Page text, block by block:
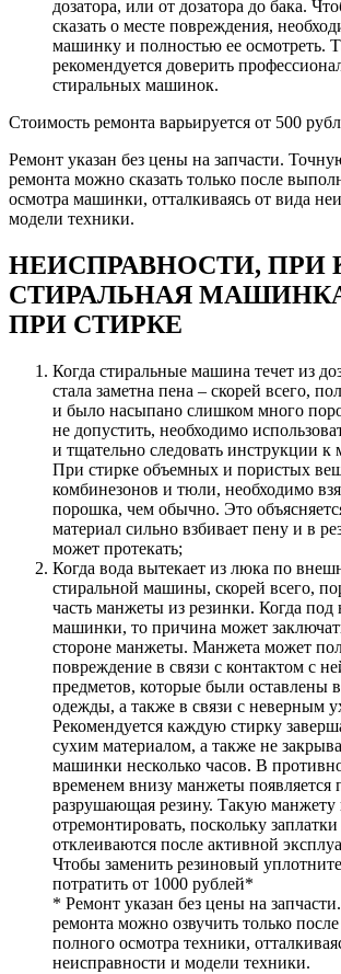
дозатора, или от дозатора до бака.
сказать о месте повреждения,
машинку и полностью ее осмотреть.
рекомендуется доверить
стиральных машинок.
Стоимость ремонта варьируется от 500
Ремонт указан без цены на запчасти.
ремонта можно сказать только после
осмотра машинки, отталкиваясь от вида
модели техники.
НЕИСПРАВНОСТИ, ПРИ
СТИРАЛЬНАЯ
ПРИ СТИРКЕ
Когда стиральные машина течет из
стала заметна пена – скорей всего,
и было насыпано слишком много
не допустить, необходимо
и тщательно следовать инструкции к
При стирке объемных и пористых
комбинезонов и тюли, необходимо
порошка, чем обычно. Это
материал сильно взбивает пену и в
может протекать;
Когда вода вытекает из люка по
стиральной машины, скорей всего,
часть манжеты из резинки. Когда под
машинки, то причина может
стороне манжеты. Манжета может
повреждение в связи с контактом с
предметов, которые были оставлены
одежды, а также в связи с неверным
Рекомендуется каждую стирку
сухим материалом, а также не
машинки несколько часов. В
временем внизу манжеты появляется
разрушающая резину. Такую манжету
отремонтировать, поскольку
отклеиваются после активной
Чтобы заменить резиновый
потратить от 1000 рублей*
* Ремонт указан без цены на
ремонта можно озвучить только
полного осмотра техники,
неисправности и модели техники.